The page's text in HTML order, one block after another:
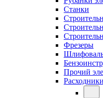
Станки
Фрезеры
Прочий